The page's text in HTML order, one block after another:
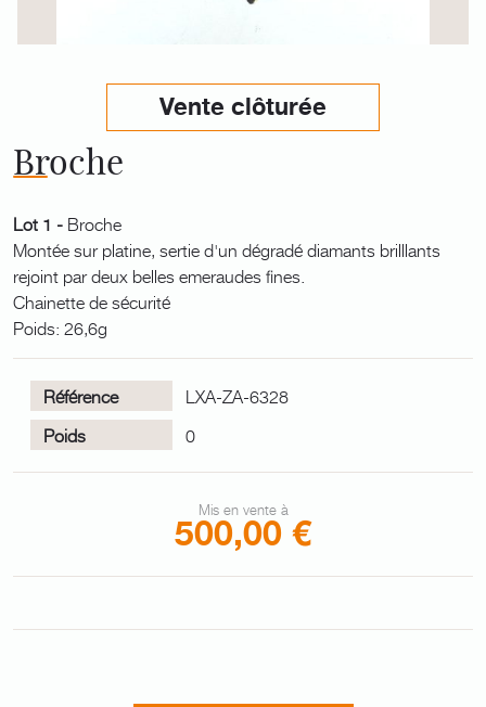
Vente clôturée
Broche
Lot 1 - Broche
Montée sur platine, sertie d'un dégradé diamants brilllants
rejoint par deux belles emeraudes fines.
Chainette de sécurité
Poids: 26,6g
Référence
LXA-ZA-6328
Poids
0
Mis en vente à
500,00 €